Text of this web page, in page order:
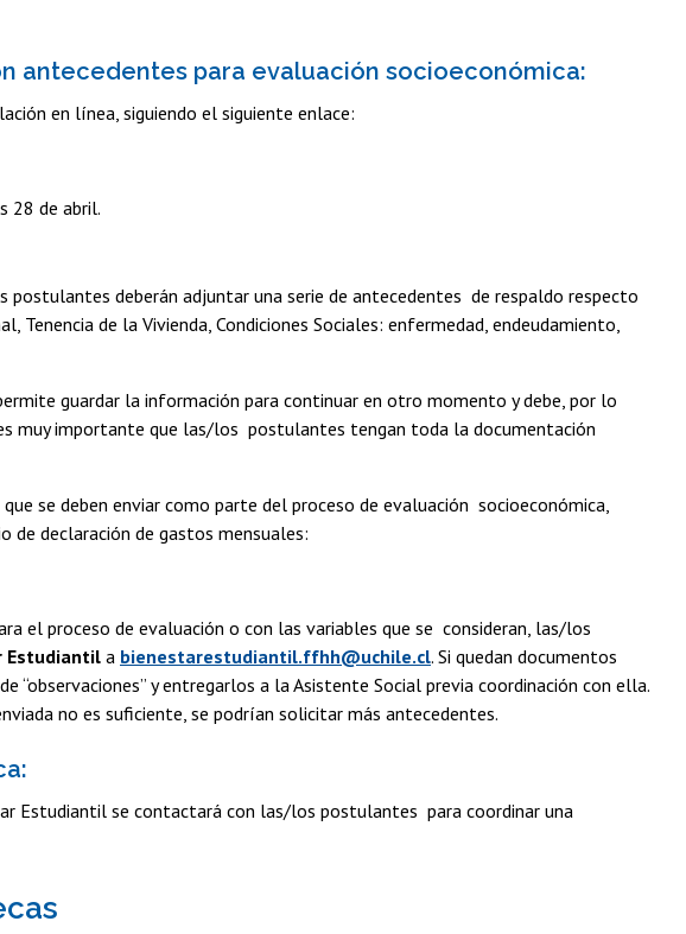
antecedentes para evaluación socioeconómica:
en línea, siguiendo el siguiente enlace:
28 de abril.
deberán adjuntar una serie de antecedentes de respaldo respecto
Tenencia de la Vivienda, Condiciones Sociales: enfermedad, endeudamiento,
guardar la información para continuar en otro momento y debe, por lo
muy importante que las/los postulantes tengan toda la documentación
se deben enviar como parte del proceso de evaluación socioeconómica,
de declaración de gastos mensuales:
el proceso de evaluación o con las variables que se consideran, las/los
Estudiantila bienestarestudiantil.ffhh@uchile.cl. Si quedan documentos
y entregarlos a la Asistente Social previa coordinación con ella.
no es suficiente, se podrían solicitar más antecedentes.
Estudiantil se contactará con las/los postulantes para coordinar una